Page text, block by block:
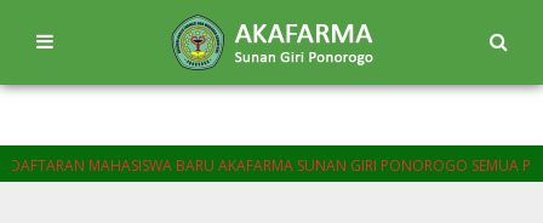
MAHASISWA BARU AKAFARMA SUNAN GIRI PONOROGO SEMUA